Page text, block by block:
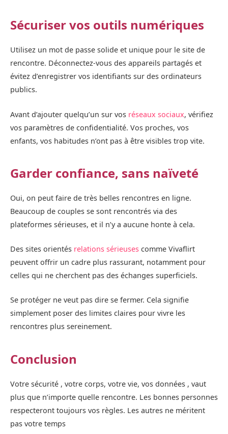
Sécuriser vos outils numériques
Utilisez un mot de passe solide et unique pour le site de
rencontre. Déconnectez-vous des appareils partagés et
évitez d’enregistrer vos identifiants sur des ordinateurs
publics.
Avant d’ajouter quelqu’un sur vos réseaux sociaux, vérifiez
vos paramètres de confidentialité. Vos proches, vos
enfants, vos habitudes n’ont pas à être visibles trop vite.
Garder confiance, sans naïveté
Oui, on peut faire de très belles rencontres en ligne.
Beaucoup de couples se sont rencontrés via des
plateformes sérieuses, et il n’y a aucune honte à cela.
Des sites orientés relations sérieuses comme Vivaflirt
peuvent offrir un cadre plus rassurant, notamment pour
celles qui ne cherchent pas des échanges superficiels.
Se protéger ne veut pas dire se fermer. Cela signifie
simplement poser des limites claires pour vivre les
rencontres plus sereinement.
Conclusion
Votre sécurité , votre corps, votre vie, vos données , vaut
plus que n’importe quelle rencontre. Les bonnes personnes
respecteront toujours vos règles. Les autres ne méritent
pas votre temps